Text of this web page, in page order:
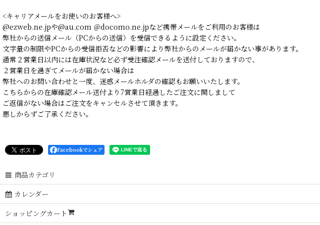
<キャリアメールをお使いのお客様へ>
@ezweb.ne.jpや@au.com ＠docomo.ne.jpなど携帯メールをご利用のお客様は
弊社からの送信メール（PCからの送信）を受信できるように設定ください。
文字量の制限やPCからの受信拒否などの影響により弊社からのメールが届かない事があります。
通常２営業日以内には在庫状況など必ず受注確認メールを送付しておりますので、
２営業日を過ぎてメールが届かない場合は
弊社へのお問い合わせと一度、迷惑メールホルダの確認もお願いいたします。
こちらからの在庫確認メール送付より7営業日経過したご注文に関しまして
ご返信がない場合はご注文をキャンセルさせて頂きます。
悪しからずご了承ください。
Facebookでシェア
商品カテゴリ
カレンダー
ショッピングカート